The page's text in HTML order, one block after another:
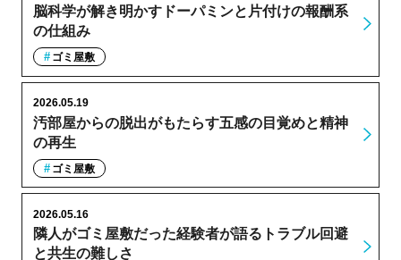
脳科学が解き明かすドーパミンと片付けの報酬系
の仕組み
ゴミ屋敷
汚部屋からの脱出がもたらす五感の目覚めと精神
の再生
2026.05.19
ゴミ屋敷
隣人がゴミ屋敷だった経験者が語るトラブル回避
と共生の難しさ
2026.05.16